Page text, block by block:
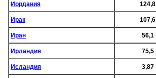
Иордания 124,8
Ирак 107,6
Иран 56,1
Ирландия 75,5
Исландия 3,87